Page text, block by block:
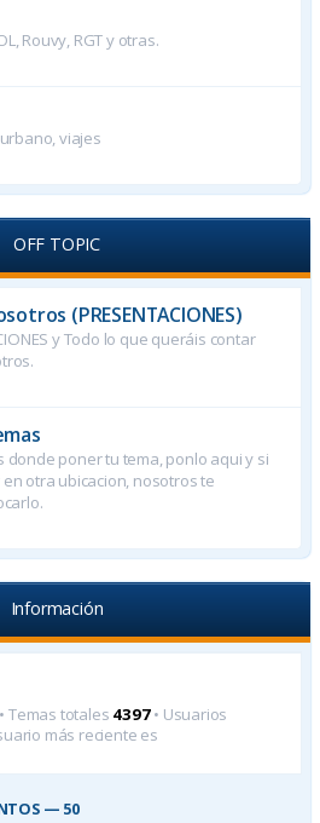
Rouvy, RGT y otras.
viajes
OFF TOPIC
(PRESENTACIONES)
y Todo lo que queráis contar
donde poner tu tema, ponlo aqui y si
otra ubicacion, nosotros te
Información
Temas totales 4397• Usuarios
más reciente es
— 50